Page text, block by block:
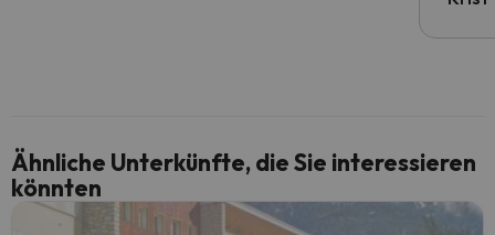
Ähnliche Unterkünfte, die Sie interessieren
könnten